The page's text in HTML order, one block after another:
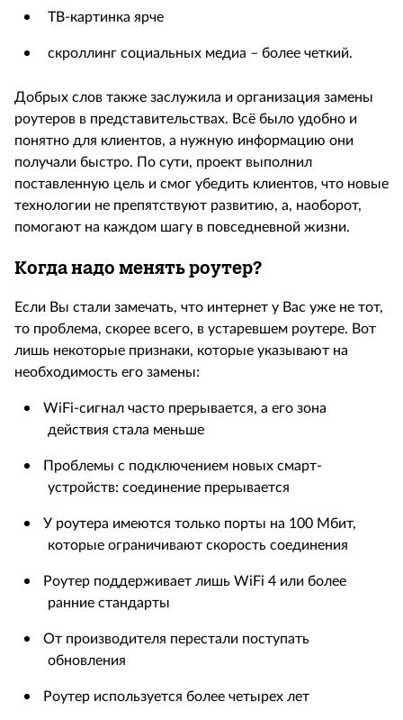
ТВ-картинка ярче
скроллинг социальных медиа – более четкий.
Добрых слов также заслужила и организация замены
роутеров в представительствах. Всё было удобно и
понятно для клиентов, а нужную информацию они
получали быстро. По сути, проект выполнил
поставленную цель и смог убедить клиентов, что новые
технологии не препятствуют развитию, а, наоборот,
помогают на каждом шагу в повседневной жизни.
Когда надо менять роутер?
Если Вы стали замечать, что интернет у Вас уже не тот,
то проблема, скорее всего, в устаревшем роутере. Вот
лишь некоторые признаки, которые указывают на
необходимость его замены:
· WiFi-сигнал часто прерывается, а его зона
действия стала меньше
·
Проблемы с подключением новых смарт-
устройств: соединение прерывается
·
У роутера имеются только порты на 100 Мбит,
которые ограничивают скорость соединения
· Роутер поддерживает лишь WiFi 4 или более
ранние стандарты
·
От производителя перестали поступать
обновления
· Роутер используется более четырех лет